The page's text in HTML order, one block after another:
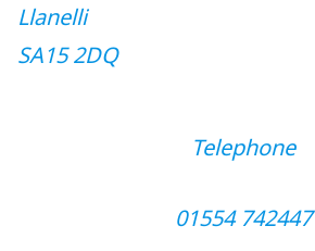
Llanelli
SA15 2DQ
Telephone
01554 742447